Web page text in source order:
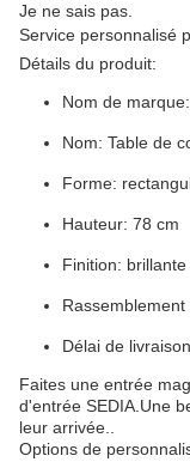
Je ne sais pas.
Service personnalisé
Détails du produit:
Nom de
Nom: Table de
Forme:
Hauteur: 78 cm
Finition: brillante
Délai de
Faites une entrée
d'entrée SEDIA.Une
leur arrivée..
Options de